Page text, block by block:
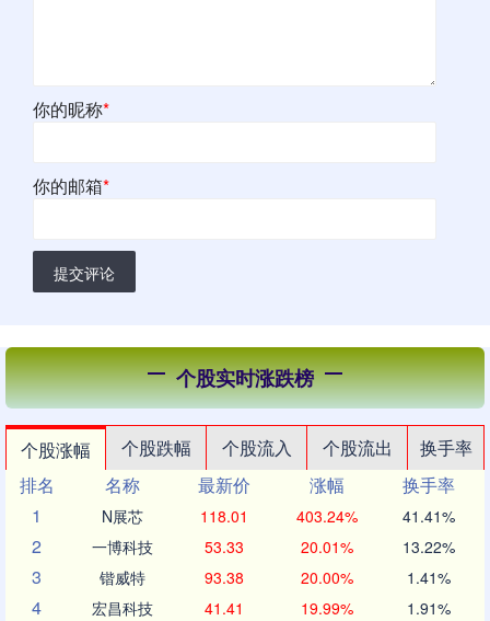
你的昵称*
你的邮箱*
提交评论
个股实时涨跌榜
个股涨幅 个股跌幅 个股流入 个股流出
换手率
排名
名称 最新价 涨幅
换手率
1
N展芯 118.01 403.24% 41.41%
2 一博科技 53.33 20.01% 13.22%
3 锴威特 93.38 20.00% 1.41%
4 宏昌科技 41.41 19.99% 1.91%